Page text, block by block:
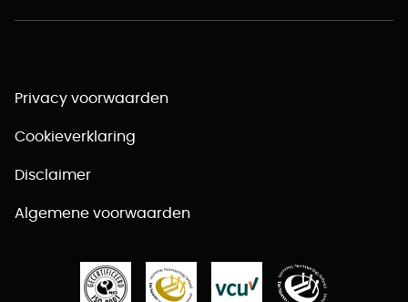
Privacy voorwaarden
Cookieverklaring
Disclaimer
Algemene voorwaarden